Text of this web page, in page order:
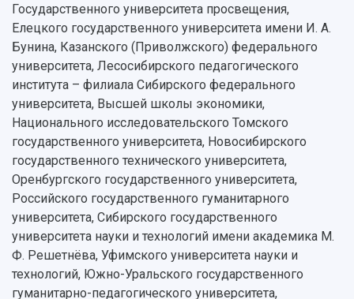
Государственного университета просвещения,
Елецкого государственного университета имени И. А.
Бунина, Казанского (Приволжского) федерального
университета, Лесосибирского педагогического
института – филиала Сибирского федерального
университета, Высшей школы экономики,
Национального исследовательского Томского
государственного университета, Новосибирского
государственного технического университета,
Оренбургского государственного университета,
Российского государственного гуманитарного
университета, Сибирского государственного
университета науки и технологий имени академика М.
Ф. Решетнёва, Уфимского университета науки и
технологий, Южно-Уральского государственного
гуманитарно-педагогического университета,